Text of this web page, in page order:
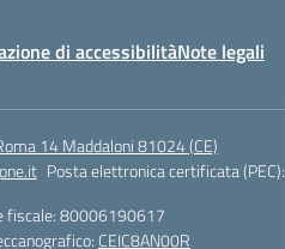
di accessibilitàNote legali
14 Maddaloni 81024 (CE)
Posta elettronica certificata (PEC):
fiscale: 80006190617
CEIC8AN00R